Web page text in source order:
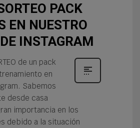
PACK
EN NUESTRO
INSTAGRAM
de un pack
en
Sabemos
desde casa
importancia en los
debido a la situación